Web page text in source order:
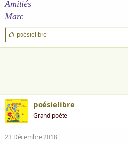
Amitiés
Marc
J
'
a
poésielibre
poésielibre
Grand poète
23 Décembre 2018